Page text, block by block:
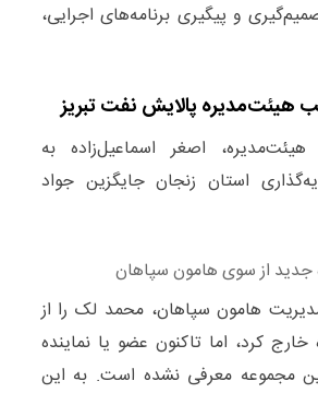
و پیگیری برنامه‌های اجرایی،
هیئت‌مدیره پالایش نفت تبریز
اصغر اسماعیل‌زاده به
استان زنجان جایگزین جواد
جدید از سوی هامون سپاهان
هامون سپاهان، محمد لک را از
کرد، اما تاکنون عضو یا نماینده
مجموعه معرفی نشده است. به این